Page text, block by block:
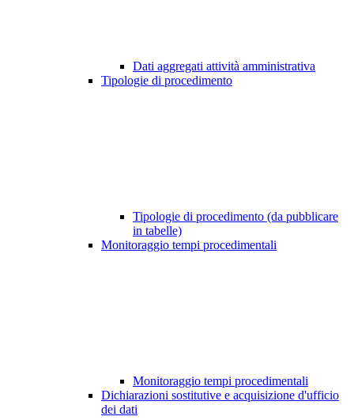
Dati aggregati attività amministrativa
Tipologie di procedimento
Tipologie di procedimento (da pubblicare
in tabelle)
Monitoraggio tempi procedimentali
Monitoraggio tempi procedimentali
Dichiarazioni sostitutive e acquisizione d'ufficio
dei dati